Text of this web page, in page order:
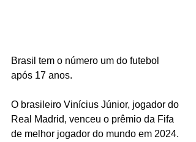
Brasil tem o número um do futebol
após 17 anos.
O brasileiro Vinícius Júnior, jogador do
Real Madrid, venceu o prêmio da Fifa
de melhor jogador do mundo em 2024.